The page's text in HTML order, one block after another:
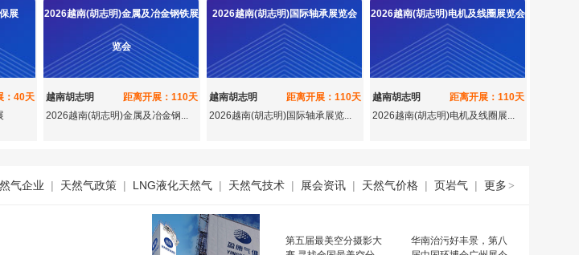
展
：40天
2026越南(胡志明)金属及冶金钢铁展
览会
越南胡志明
距离开展：110天
2026越南(胡志明)金属及冶金钢...
2026越南(胡志明)国际轴承展览会
越南胡志明
距离开展：110天
2026越南(胡志明)国际轴承展览...
2026越南(胡志明)电机及线圈展览会
越南胡志明
距离开展：110天
2026越南(胡志明)电机及线圈展...
气企业 | 天然气政策 | LNG液化天然气 | 天然气技术 | 展会资讯 | 天然气价格 | 页岩气 | 更多 >
第五届最美空分摄影大
华南治污好丰景，第八